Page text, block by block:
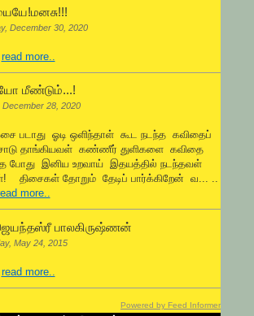
December 30, 2020
read more..
மீண்டும்...!
December 28, 2020
படாது ஓடி ஒளிந்தாள் கூட நடந்த கவிதைப்
தாங்கியவள் கண்ணீர் துளிகளை கவிதை
போது இனிய உறவாய் இதயத்தில் நடந்தவள்
திசைகள் தோறும் தேடிப் பார்க்கிறேன் வ... ..
more..
பாலகிருஷ்ணன்
May 24, 2015
read more..
Powered by Feed Informer